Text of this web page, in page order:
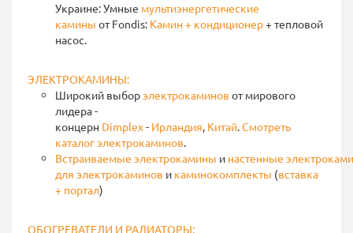
Украине: Умные мультиэнергетические
камины от Fondis: Камин + кондиционер+ тепловой
насос.
ЭЛЕКТРОКАМИНЫ:
Широкий выборэлектрокаминов от мирового
лидера -
концерн Dimplex- Ирландия, Китай.Смотреть
каталог электрокаминов.
Встраиваемые электрокамины и настенные
для электрокаминов и каминокомплекты (вставка
+ портал)
ОБОГРЕВАТЕЛИ И РАДИАТОРЫ: